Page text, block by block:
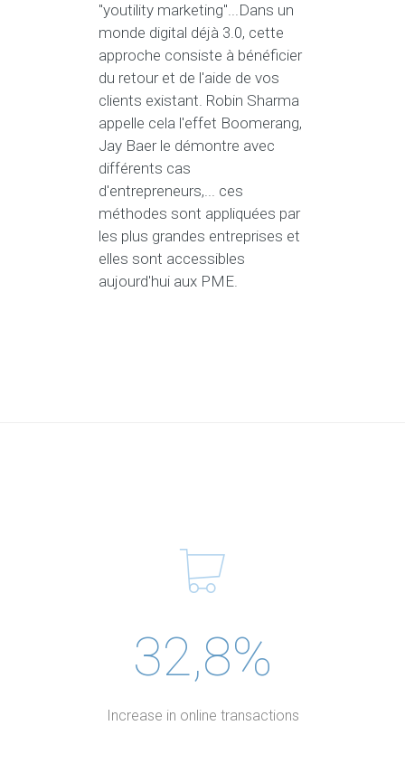
"youtility marketing"...Dans un
monde digital déjà 3.0, cette
approche consiste à bénéficier
du retour et de l'aide de vos
clients existant. Robin Sharma
appelle cela l'effet Boomerang,
Jay Baer le démontre avec
différents cas
d'entrepreneurs,... ces
méthodes sont appliquées par
les plus grandes entreprises et
elles sont accessibles
aujourd'hui aux PME.
32,8%
Increase in online transactions